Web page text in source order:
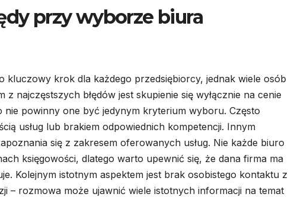
przy wyborze biura
krok dla każdego przedsiębiorcy, jednak wiele osób
z najczęstszych błędów jest skupienie się wyłącznie na cenie
nie powinny one być jedynym kryterium wyboru. Często
usług lub brakiem odpowiednich kompetencji. Innym
się z zakresem oferowanych usług. Nie każde biuro
księgowości, dlatego warto upewnić się, że dana firma ma
Kolejnym istotnym aspektem jest brak osobistego kontaktu z
– rozmowa może ujawnić wiele istotnych informacji na temat